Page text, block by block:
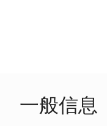
一般信息